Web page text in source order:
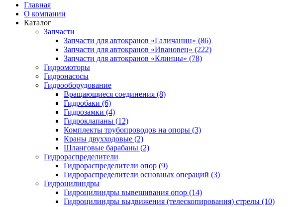
Главная
О компании
Каталог
Запчасти
Запчасти для автокранов «Галичанин» (86)
Запчасти для автокранов «Ивановец» (222)
Запчасти для автокранов «Клинцы» (78)
Гидромоторы
Гидронасосы
Гидрооборудование
Вращающиеся соединения (8)
Гидробаки (6)
Гидрозамки (4)
Гидроклапаны (12)
Комплекты трубопроводов на опоры (3)
Краны двухходовые (2)
Шланговые барабаны (2)
Гидрораспределители
Гидрораспределители опор (9)
Гидрораспределители основных операций (3)
Гидроцилиндры
Гидроцилиндры вывешивания опор (14)
Гидроцилиндры выдвижения (телескопирования) стрелы (10)